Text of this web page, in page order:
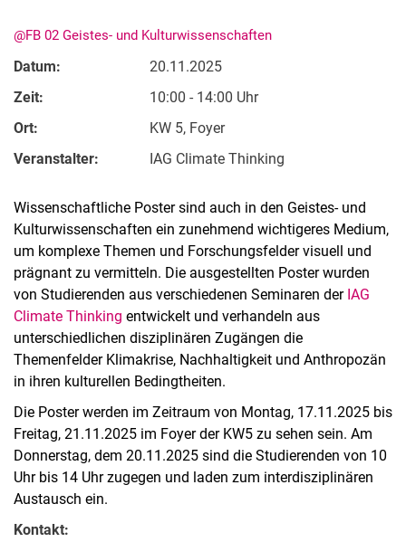
@FB 02 Geistes- und Kulturwissenschaften
Datum:
20.11.2025
Zeit:
10:00 - 14:00 Uhr
Ort:
KW 5, Foyer
Veranstalter:
IAG Climate Thinking
Wissenschaftliche Poster sind auch in den Geistes- und
Kulturwissenschaften ein zunehmend wichtigeres Medium,
um komplexe Themen und Forschungsfelder visuell und
prägnant zu vermitteln. Die ausgestellten Poster wurden
von Studierenden aus verschiedenen Seminaren der IAG
Climate Thinking entwickelt und verhandeln aus
unterschiedlichen disziplinären Zugängen die
Themenfelder Klimakrise, Nachhaltigkeit und Anthropozän
in ihren kulturellen Bedingtheiten.
Die Poster werden im Zeitraum von Montag, 17.11.2025 bis
Freitag, 21.11.2025 im Foyer der KW5 zu sehen sein. Am
Donnerstag, dem 20.11.2025 sind die Studierenden von 10
Uhr bis 14 Uhr zugegen und laden zum interdisziplinären
Austausch ein.
Kontakt: